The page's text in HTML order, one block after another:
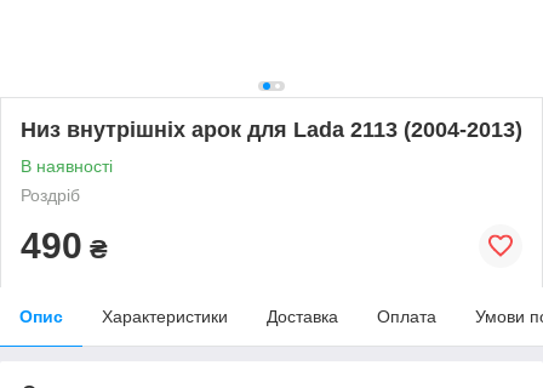
Низ внутрішніх арок для Lada 2113 (2004-2013)
В наявності
Роздріб
490 ₴
Опис Характеристики Доставка Оплата Умови